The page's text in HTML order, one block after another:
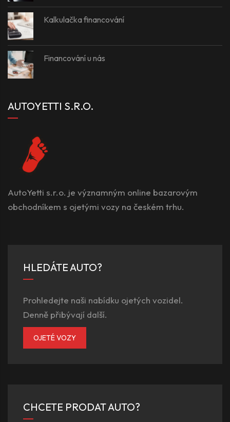
Kalkulačka financování
Financování u nás
AUTOYETTI S.R.O.
AutoYetti s.r.o. je významným online bazarovým
obchodníkem s ojetými vozy na českém trhu.
HLEDÁTE AUTO?
Prohledejte naši nabídku ojetých vozidel.
Denně přibývají další.
OJETÉ VOZY
CHCETE PRODAT AUTO?